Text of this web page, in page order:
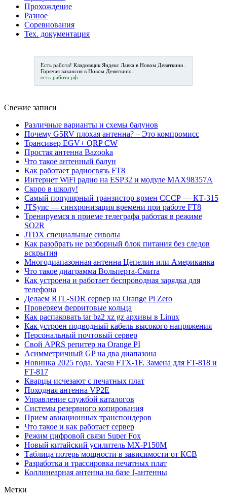
Прохождение
Разное
Соревнования
Тех. документация
Есть работа! Кладовщик Яндекс Лавка в Новом Девяткино
Горячая вакансия в Новом Девяткино.
есть-работа.рф
Свежие записи
Различные варианты и схемы балунов
Почему G5RV плохая антенна? – Это компромисс
Трансивер EGV+ QRP CW
Простая антенна Bazooka
Что такое антенный балун
Как работает радиосвязь FT8
Интернет WiFi радио на ESP32 и модуле MAX98357A
Скоро в школу!
Самый популярный транзистор врмен СССР — КТ-315
JTSync — синхронизация времени при работе FT8
Тренируемся в приеме телеграфа работая в режиме
SO2R
JTDX специальные сиволы
Как разобрать не разборный блок питания без следов
вскрытия
Многодиапазонная антенна Цепелин или Американка
Что такое диаграмма Вольперта-Смита
Как устроена и работает беспроводная зарядка для
телефона
Делаем RTL-SDR сервер на Orange Pi Zero
Проверяем ферритовые кольца
Как распаковать tar bz2 xz gz архивы в Linux
Как устроен подводный кабель высокого напряжения
Персональный почтовый сервер
Свой APRS репитер на Orange PI
Асимметричный GP на два диапазона
Новинка 2025 года. Yaesu FTX-1F. Замена для FT-818 и
FT-817
Кварцы исчезают с печатных плат
Походная антенна VP2E
Управление службой каталогов
Системы резервного копирования
Прием авиационных транспондеров
Что такое и как работает сервер
Режим цифровой связи Super Fox
Новый китайский усилитель MX-P150M
Таблица потерь мощности в зависимости от КСВ
Разработка и трассировка печатных плат
Коллинеарная антенна на базе J-антенны
Метки